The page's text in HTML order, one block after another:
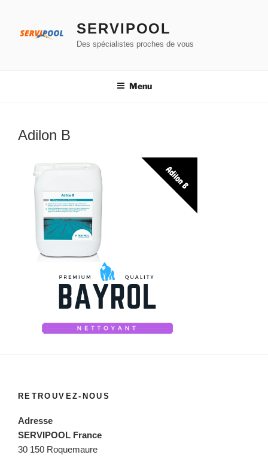
contenu
SERVIPOOL
Des spécialistes proches de vous
Menu
Adilon B
RETROUVEZ-NOUS
Adresse
SERVIPOOL France
30 150 Roquemaure